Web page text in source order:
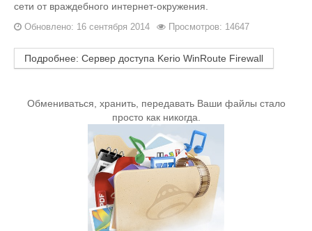
сети от враждебного интернет-окружения.
Обновлено: 16 сентября 2014 Просмотров: 14647
Подробнее: Сервер доступа Kerio WinRoute Firewall
Обмениваться, хранить, передавать Ваши файлы стало
просто как никогда.